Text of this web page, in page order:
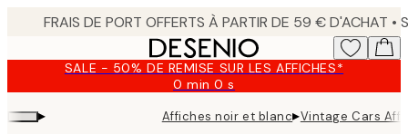
content.SALE - 50% DE REMISE SUR LES AFFICHES*
0 min0 s
Valable
jusqu'au
:
▸ Affiches noir et blanc▸Vintage Cars